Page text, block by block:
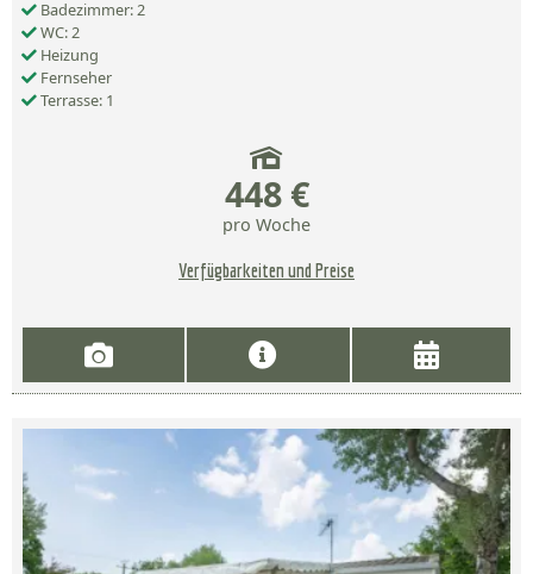
Badezimmer: 2
WC: 2
Heizung
Fernseher
Terrasse: 1
448 €
pro Woche
Verfügbarkeiten und Preise